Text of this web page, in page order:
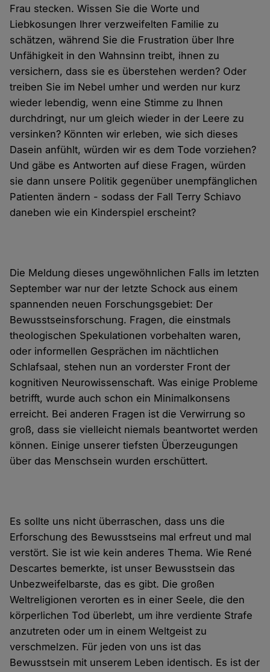
Frau stecken. Wissen Sie die Worte und
Liebkosungen Ihrer verzweifelten Familie zu
schätzen, während Sie die Frustration über Ihre
Unfähigkeit in den Wahnsinn treibt, ihnen zu
versichern, dass sie es überstehen werden? Oder
treiben Sie im Nebel umher und werden nur kurz
wieder lebendig, wenn eine Stimme zu Ihnen
durchdringt, nur um gleich wieder in der Leere zu
versinken? Könnten wir erleben, wie sich dieses
Dasein anfühlt, würden wir es dem Tode vorziehen?
Und gäbe es Antworten auf diese Fragen, würden
sie dann unsere Politik gegenüber unempfänglichen
Patienten ändern - sodass der Fall Terry Schiavo
daneben wie ein Kinderspiel erscheint?
Die Meldung dieses ungewöhnlichen Falls im letzten
September war nur der letzte Schock aus einem
spannenden neuen Forschungsgebiet: Der
Bewusstseinsforschung. Fragen, die einstmals
theologischen Spekulationen vorbehalten waren,
oder informellen Gesprächen im nächtlichen
Schlafsaal, stehen nun an vorderster Front der
kognitiven Neurowissenschaft. Was einige Probleme
betrifft, wurde auch schon ein Minimalkonsens
erreicht. Bei anderen Fragen ist die Verwirrung so
groß, dass sie vielleicht niemals beantwortet werden
können. Einige unserer tiefsten Überzeugungen
über das Menschsein wurden erschüttert.
Es sollte uns nicht überraschen, dass uns die
Erforschung des Bewusstseins mal erfreut und mal
verstört. Sie ist wie kein anderes Thema. Wie René
Descartes bemerkte, ist unser Bewusstsein das
Unbezweifelbarste, das es gibt. Die großen
Weltreligionen verorten es in einer Seele, die den
körperlichen Tod überlebt, um ihre verdiente Strafe
anzutreten oder um in einem Weltgeist zu
verschmelzen. Für jeden von uns ist das
Bewusstsein mit unserem Leben identisch. Es ist der